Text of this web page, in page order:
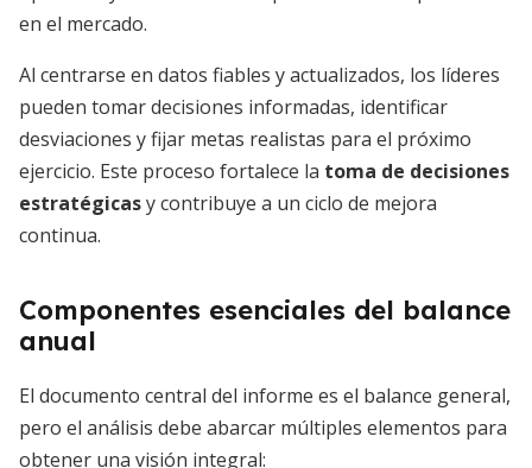
en el mercado.
Al centrarse en datos fiables y actualizados, los líderes
pueden tomar decisiones informadas, identificar
desviaciones y fijar metas realistas para el próximo
ejercicio. Este proceso fortalece la toma de decisiones
estratégicasy contribuye a un ciclo de mejora
continua.
Componentes esenciales del balance
anual
El documento central del informe es el balance general,
pero el análisis debe abarcar múltiples elementos para
obtener una visión integral: